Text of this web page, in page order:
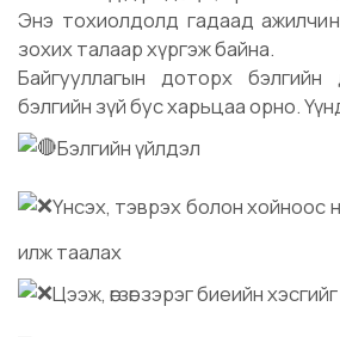
Энэ тохиолдолд гадаад
зохих талаар хүргэж байна.
Байгууллагын доторх
бэлгийн зүй бус харьцаа орно.
Бэлгийн үйлдэл
Үнсэх, тэврэх болон хойноос
илж таалах
Цээж, өгзөг зэрэг биеийн